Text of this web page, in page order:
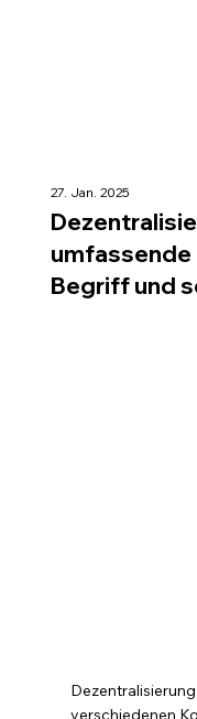
umfassende
Begriff und
27. Jan. 2025
verschiedenen